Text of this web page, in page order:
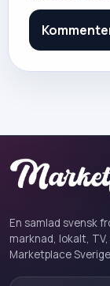
En samlad svensk
marknad, lokalt,
Marketplace